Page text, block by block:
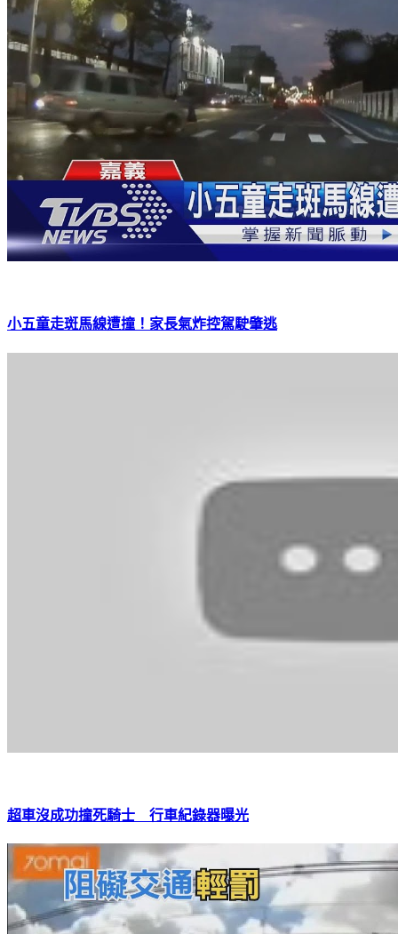
小五童走斑馬線遭撞！家長氣炸控駕駛肇逃
超車沒成功撞死騎士 行車紀錄器曝光